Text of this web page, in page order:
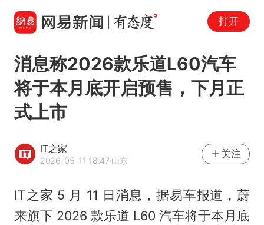
打开
消息称2026款乐道L60汽车
将于本月底开启预售，下月正
式上市
IT之家
2026-05-11 18:47·山东
关注
IT之家 5 月 11 日消息，据易车报道，蔚
来旗下 2026 款乐道 L60 汽车将于本月底